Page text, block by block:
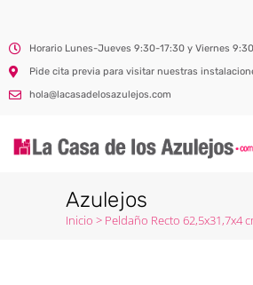
Horario Lunes-Jueves 9:30-17:30 y Viernes
Pide cita previa para visitar nuestras
hola@lacasadelosazulejos.com
Azulejos
Inicio > Peldaño Recto 62,5x31,7x4